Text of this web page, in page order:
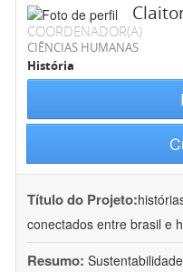
COORDENADOR(A)
CIÊNCIAS HUMANAS
História
Título do Projeto:
conectados entre brasil e
Resumo: